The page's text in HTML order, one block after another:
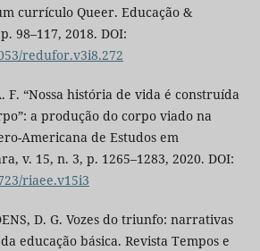
currículo Queer. Educação &
98–117, 2018. DOI:
redufor.v3i8.272
F. “Nossa história de vida é construída
a produção do corpo viado na
Americana de Estudos em
v. 15, n. 3, p. 1265–1283, 2020. DOI:
riaee.v15i3
D. G. Vozes do triunfo: narrativas
educação básica. Revista Tempos e